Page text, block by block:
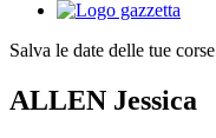
Salva le date delle tue
ALLEN Jessica